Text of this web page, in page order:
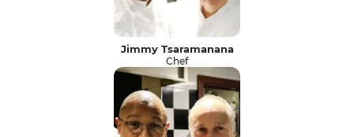
Jimmy Tsaramanana
Chef